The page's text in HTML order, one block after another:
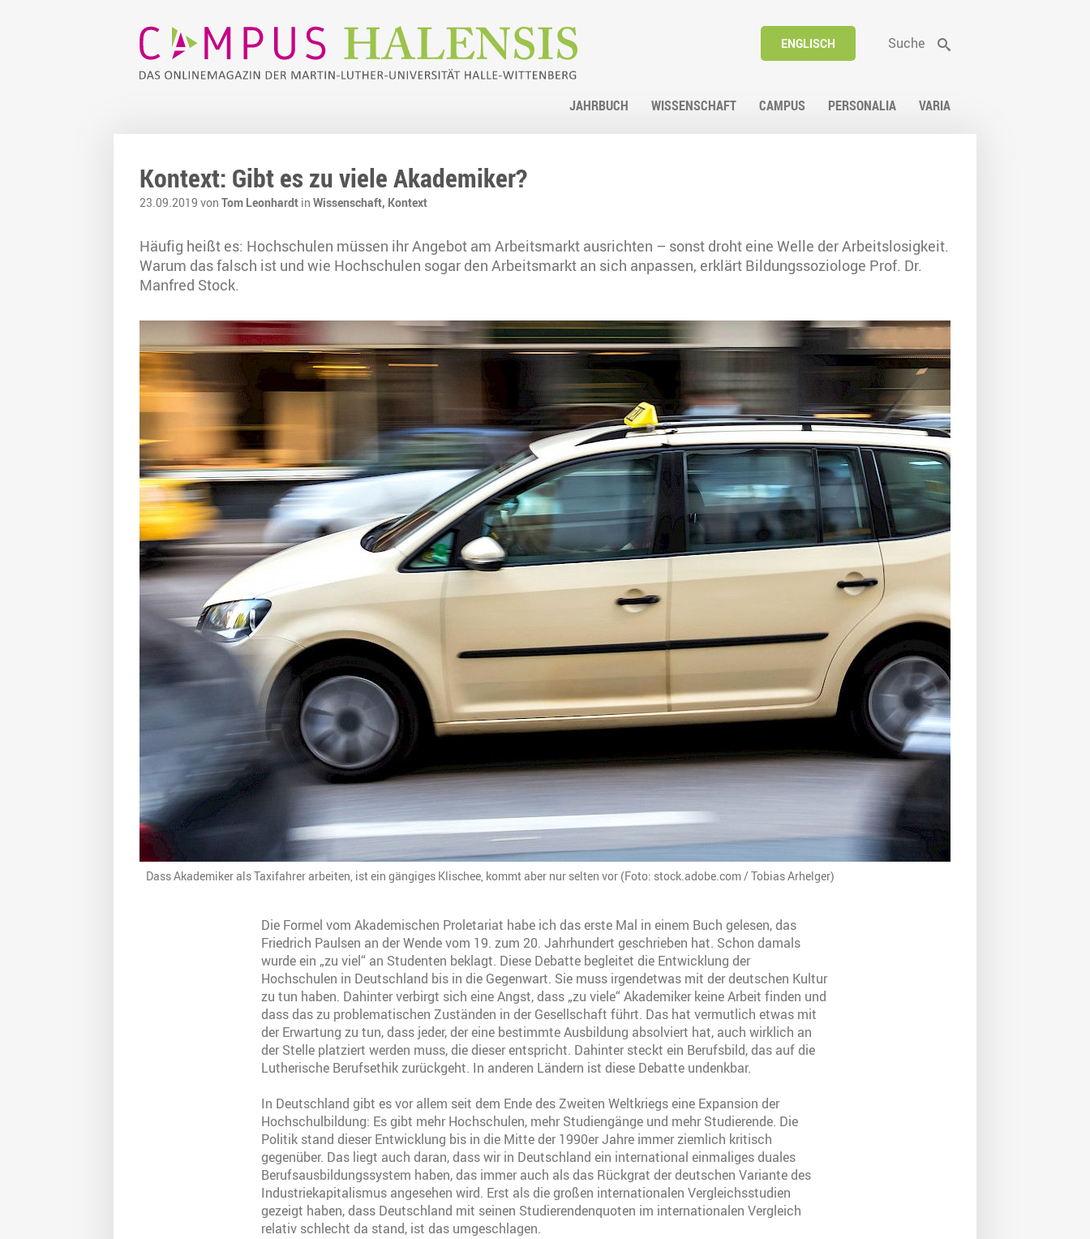
ENGLISCH Suche
JAHRBUCH WISSENSCHAFT CAMPUS PERSONALIA VARIA
Kontext: Gibt es zu viele Akademiker?
23.09.2019 von Tom Leonhardt in Wissenschaft, Kontext
Häufig heißt es: Hochschulen müssen ihr Angebot am Arbeitsmarkt ausrichten – sonst droht eine Welle der Arbeitslosigkeit.
Warum das falsch ist und wie Hochschulen sogar den Arbeitsmarkt an sich anpassen, erklärt Bildungssoziologe Prof. Dr.
Manfred Stock.
Dass Akademiker als Taxifahrer arbeiten, ist ein gängiges Klischee, kommt aber nur selten vor (Foto: stock.adobe.com / Tobias Arhelger)
Die Formel vom Akademischen Proletariat habe ich das erste Mal in einem Buch gelesen, das
Friedrich Paulsen an der Wende vom 19. zum 20. Jahrhundert geschrieben hat. Schon damals
wurde ein „zu viel“ an Studenten beklagt. Diese Debatte begleitet die Entwicklung der
Hochschulen in Deutschland bis in die Gegenwart. Sie muss irgendetwas mit der deutschen Kultur
zu tun haben. Dahinter verbirgt sich eine Angst, dass „zu viele“ Akademiker keine Arbeit finden und
dass das zu problematischen Zuständen in der Gesellschaft führt. Das hat vermutlich etwas mit
der Erwartung zu tun, dass jeder, der eine bestimmte Ausbildung absolviert hat, auch wirklich an
der Stelle platziert werden muss, die dieser entspricht. Dahinter steckt ein Berufsbild, das auf die
Lutherische Berufsethik zurückgeht. In anderen Ländern ist diese Debatte undenkbar.
In Deutschland gibt es vor allem seit dem Ende des Zweiten Weltkriegs eine Expansion der
Hochschulbildung: Es gibt mehr Hochschulen, mehr Studiengänge und mehr Studierende. Die
Politik stand dieser Entwicklung bis in die Mitte der 1990er Jahre immer ziemlich kritisch
gegenüber. Das liegt auch daran, dass wir in Deutschland ein international einmaliges duales
Berufsausbildungssystem haben, das immer auch als das Rückgrat der deutschen Variante des
Industriekapitalismus angesehen wird. Erst als die großen internationalen Vergleichsstudien
gezeigt haben, dass Deutschland mit seinen Studierendenquoten im internationalen Vergleich
relativ schlecht da stand, ist das umgeschlagen.